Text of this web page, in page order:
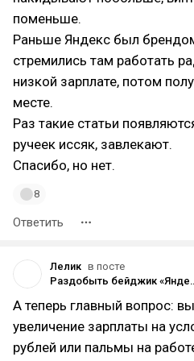
поменьше.
Раньше Яндекс был
стремились там работать
низкой зарплате, потом
месте.
Раз такие статьи
ручеек иссяк, завлекают.
Спасибо, но нет.
8
Ответить
Лелик в посте
Раздобыть
А теперь главный вопрос:
увеличение зарплаты на
рублей или пальмы на